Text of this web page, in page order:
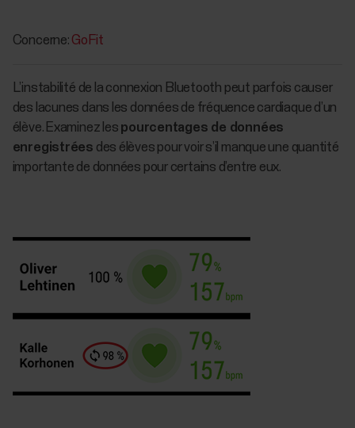
Concerne: GoFit
L’instabilité de la connexion Bluetooth peut parfois causer
des lacunes dans les données de fréquence cardiaque d’un
élève. Examinez les pourcentages de données
enregistrées des élèves pour voir s’il manque une quantité
importante de données pour certains d’entre eux.